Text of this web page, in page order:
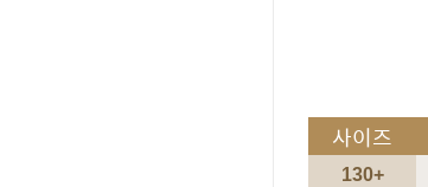
사이즈
130+